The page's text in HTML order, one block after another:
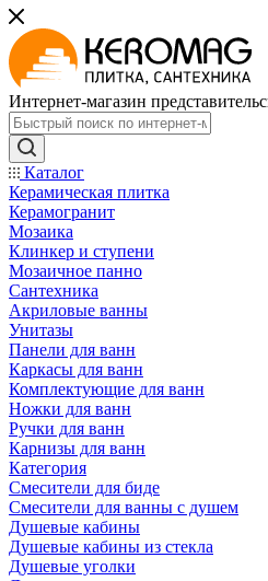
Интернет-магазин
Каталог
Керамическая плитка
Керамогранит
Мозаика
Клинкер и ступени
Мозаичное панно
Сантехника
Акриловые ванны
Унитазы
Панели для ванн
Каркасы для ванн
Комплектующие для ванн
Ножки для ванн
Ручки для ванн
Карнизы для ванн
Категория
Смесители для биде
Смесители для ванны с душем
Душевые кабины
Душевые кабины из стекла
Душевые уголки